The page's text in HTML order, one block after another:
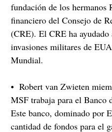
fundación de los hermanos
financiero del Consejo de
(CRE). El CRE ha ayudado
invasiones militares de
Mundial.
• Robert van Zwieten
MSF trabaja para el Banco
Este banco, dominado por
cantidad de fondos para el